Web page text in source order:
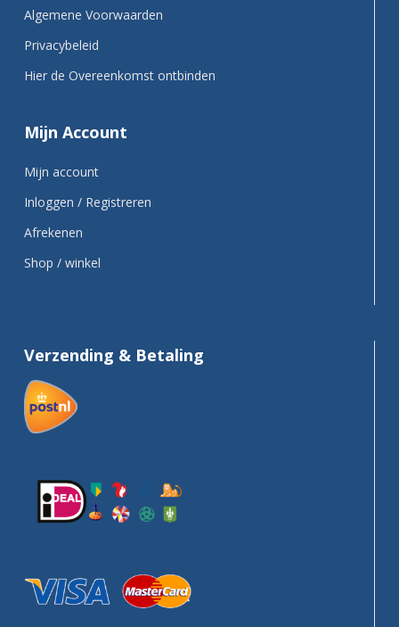
Algemene Voorwaarden
Privacybeleid
Hier de Overeenkomst ontbinden
Mijn Account
Mijn account
Inloggen / Registreren
Afrekenen
Shop / winkel
Verzending & Betaling